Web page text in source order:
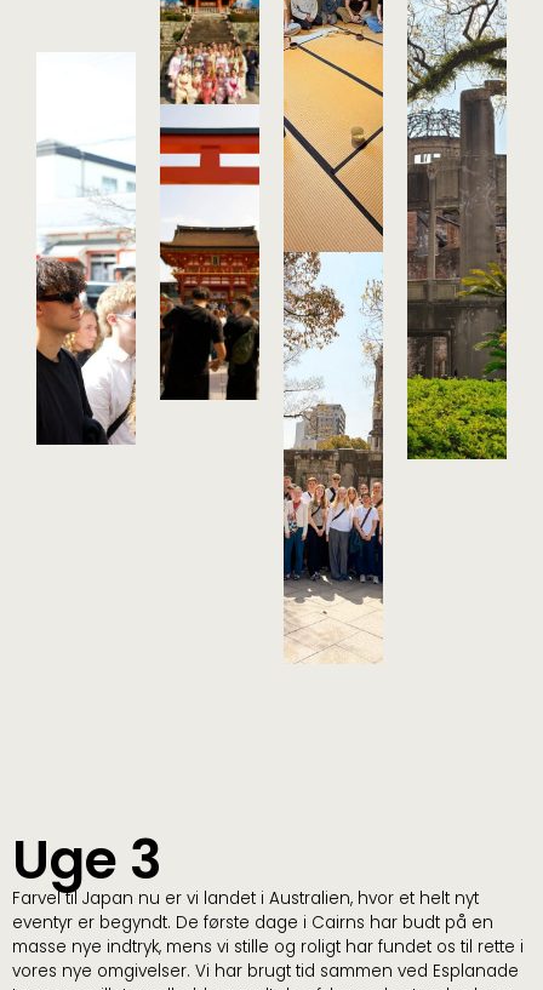
Uge 3
Farvel til Japan nu er vi landet i Australien, hvor et helt nyt
eventyr er begyndt. De første dage i Cairns har budt på en
masse nye indtryk, mens vi stille og roligt har fundet os til rette i
vores nye omgivelser. Vi har brugt tid sammen ved Esplanade